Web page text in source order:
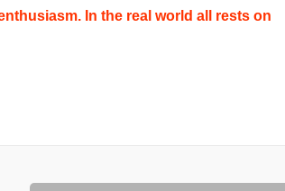
In the real world all rests on